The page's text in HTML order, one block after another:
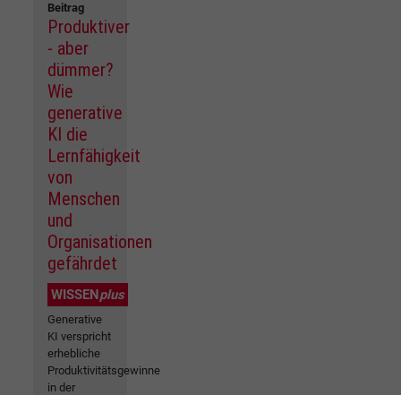
Beitrag
Produktiver
- aber
dümmer?
Wie
generative
KI die
Lernfähigkeit
von
Menschen
und
Organisationen
gefährdet
WISSEN plus
Generative
KI verspricht
erhebliche
Produktivitätsgewinne
in der